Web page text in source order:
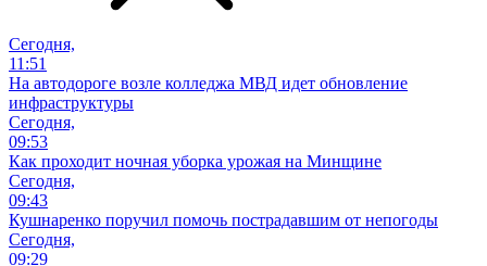
Сегодня,
11:51
На автодороге возле колледжа МВД идет обновление
инфраструктуры
Сегодня,
09:53
Как проходит ночная уборка урожая на Минщине
Сегодня,
09:43
Кушнаренко поручил помочь пострадавшим от непогоды
Сегодня,
09:29